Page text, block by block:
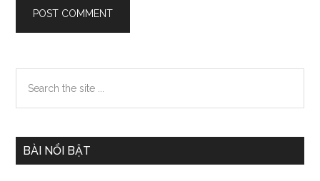
Primary
Sidebar
the
BÀI NỔI BẬT